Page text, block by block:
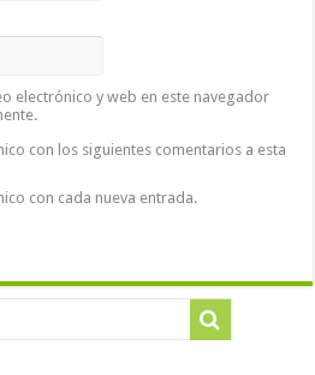
electrónico y web en este navegador
con los siguientes comentarios a esta
con cada nueva entrada.